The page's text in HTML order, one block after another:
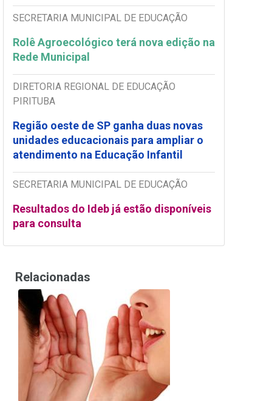
SECRETARIA MUNICIPAL DE EDUCAÇÃO
Rolê Agroecológico terá nova edição na
Rede Municipal
DIRETORIA REGIONAL DE EDUCAÇÃO
PIRITUBA
Região oeste de SP ganha duas novas
unidades educacionais para ampliar o
atendimento na Educação Infantil
SECRETARIA MUNICIPAL DE EDUCAÇÃO
Resultados do Ideb já estão disponíveis
para consulta
Relacionadas